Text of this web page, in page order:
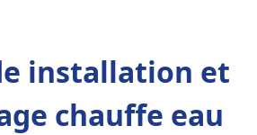
installation et
chauffe eau